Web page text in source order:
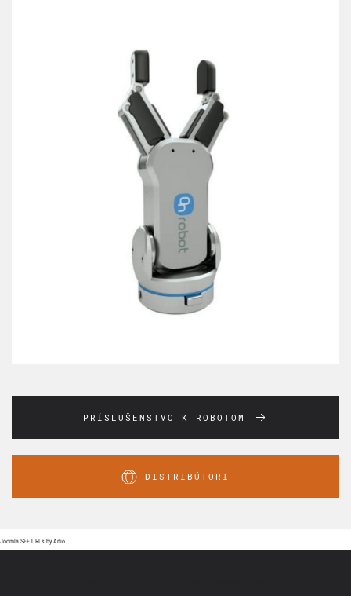
PRÍSLUŠENSTVO K ROBOTOM
DISTRIBÚTORI
Joomla SEF URLs by Artio